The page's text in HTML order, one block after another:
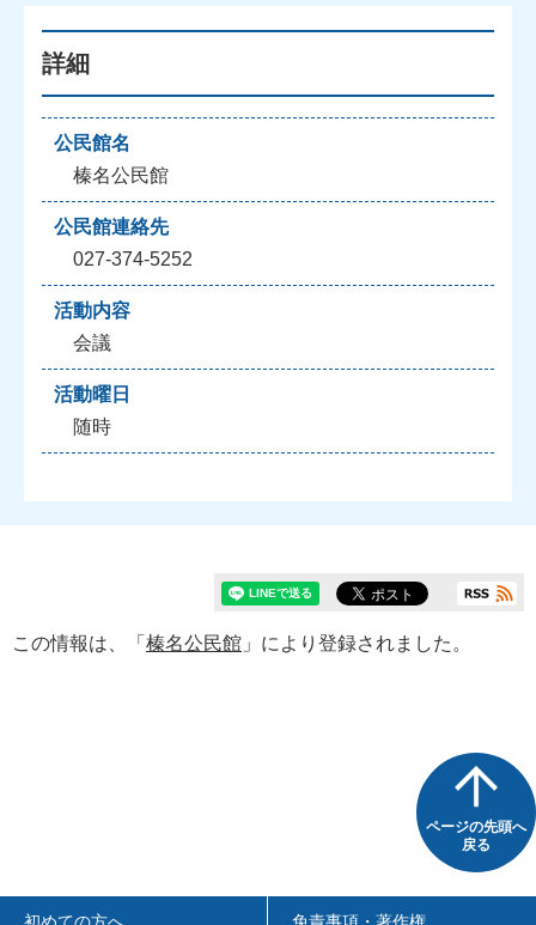
詳細
公民館名
榛名公民館
公民館連絡先
027-374-5252
活動内容
会議
活動曜日
随時
この情報は、「 榛名公民館 」により登録されました。
ページの先頭へ
戻る
初めての方へ 免責事項・著作権